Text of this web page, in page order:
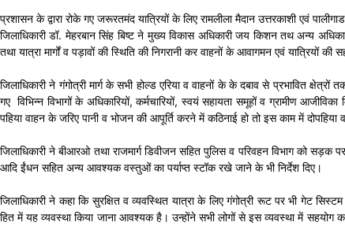
प्रशासन के द्वारा रोके गए जरूरतमंद यात्रियों के लिए रामलीला मैदान उत्तरकाशी एवं
जिलाधिकारी डॉ. मेहरबान सिंह बिष्ट ने मुख्य विकास अधिकारी जय किशन तथ अन्य
तथा यात्रा मार्गों व पड़ावों की स्थिति की निगरानी कर वाहनों के आवागमन एवं यात्रियों की
जिलाधिकारी ने गंगोत्री मार्ग के सभी होल्ड एरिया व वाहनों के के दबाव से प्रभावित
गए विभिन्न विभागों के अधिकारियों, कर्मचारियों, स्वयं सहायता समूहों व ग्रामीण
पहिया वाहन के जरिए पानी व भोजन की आपूर्ति करने में कठिनाई हो तो इस काम में
जिलाधिकारी ने बीआरओ तथा राजमार्ग डिवीजन सहित पुलिस व परिवहन विभाग को
आदि ईंधन सहित अन्य आवश्यक वस्तुओं का पर्याप्त स्टॉक रखे जाने के भी निर्देश दिए।
जिलाधिकारी ने कहा कि सुरक्षित व व्यवस्थित यात्रा के लिए गंगोत्री रूट पर भी गेट
हित में यह व्यवस्था किया जाना आवश्यक है। उन्होंने सभी लोगों से इस व्यवस्था में सहयोग